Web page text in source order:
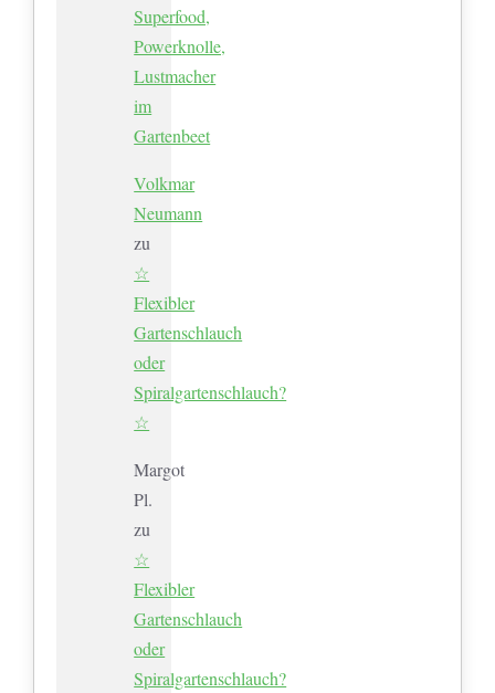
Superfood,
Powerknolle,
Lustmacher
im
Gartenbeet
Volkmar
Neumann
zu
☆
Flexibler
Gartenschlauch
oder
Spiralgartenschlauch?
☆
Margot
Pl.
zu
☆
Flexibler
Gartenschlauch
oder
Spiralgartenschlauch?